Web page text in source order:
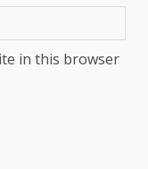
in this browser